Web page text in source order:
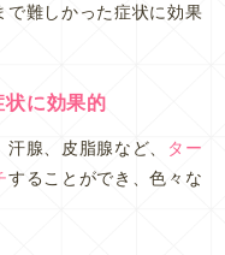
で難しかった症状に効果
状に効果的
腺、皮脂腺など、
ター
することができ、色々な